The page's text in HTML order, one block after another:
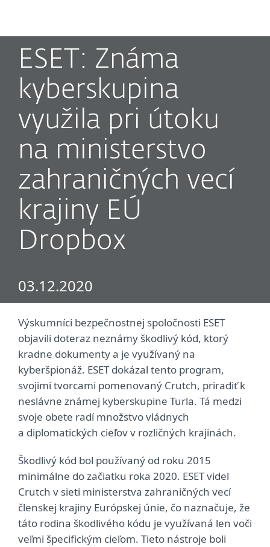
ESET: Známa
kyberskupina
využila pri útoku
na ministerstvo
zahraničných vecí
krajiny EÚ
Dropbox
03.12.2020
Výskumníci bezpečnostnej spoločnosti ESET
objavili doteraz neznámy škodlivý kód, ktorý
kradne dokumenty a je využívaný na
kyberšpionáž. ESET dokázal tento program,
svojimi tvorcami pomenovaný Crutch, priradiť k
neslávne známej kyberskupine Turla. Tá medzi
svoje obete radí množstvo vládnych
a diplomatických cieľov v rozličných krajinách.
Škodlivý kód bol používaný od roku 2015
minimálne do začiatku roka 2020. ESET videl
Crutch v sieti ministerstva zahraničných vecí
členskej krajiny Európskej únie, čo naznačuje, že
táto rodina škodlivého kódu je využívaná len voči
veľmi špecifickým cieľom. Tieto nástroje boli